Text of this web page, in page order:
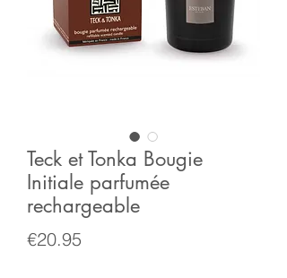
Teck et Tonka Bougie
Initiale parfumée
rechargeable
€20.95